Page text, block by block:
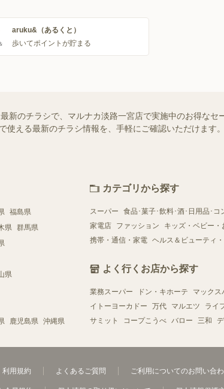
aruku&（あるくと）
歩いてポイントが貯まる
新のチラシで、マルナカ淡路一宮店で実施中のお得な
える最新のチラシ情報を、手軽にご確認いただけます
福島県
県 群馬県
県
鹿児島県 沖縄県
カテゴリから探す
スーパー 食品･菓子･飲料･酒･日用品･コ
家電店
ファッション キッズ・ベビー・
携帯・通信・家電 ヘルス＆ビューティ
よく行くお店から探す
業務スーパー ドン・キホーテ マックス
イトーヨーカドー
万代 マルエツ ライ
サミット
コープこうべ バロー 三和
利用規約 よくあるご質問 ご利用についてのお問い合